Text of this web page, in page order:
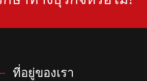
ที่อยู่ของเรา